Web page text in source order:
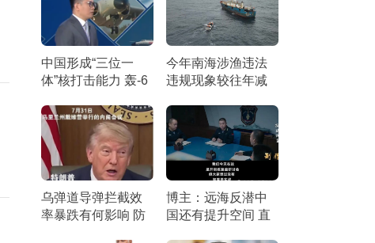
中国形成“三位一
体”核打击能力 轰-6
注
今年南海涉渔违法
违规现象较往年减
著
乌弹道导弹拦截效
率暴跌有何影响 防
博主：远海反潜中
国还有提升空间 直